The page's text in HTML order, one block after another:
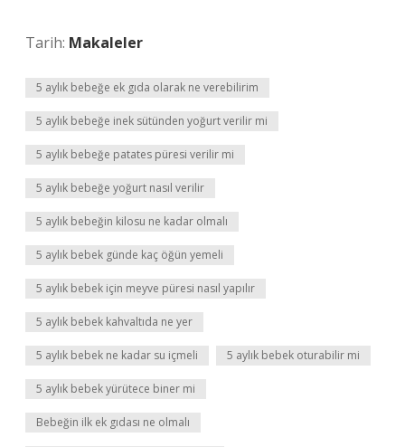
Tarih: Makaleler
5 aylık bebeğe ek gıda olarak ne verebilirim
5 aylık bebeğe inek sütünden yoğurt verilir mi
5 aylık bebeğe patates püresi verilir mi
5 aylık bebeğe yoğurt nasıl verilir
5 aylık bebeğin kilosu ne kadar olmalı
5 aylık bebek günde kaç öğün yemeli
5 aylık bebek için meyve püresi nasıl yapılır
5 aylık bebek kahvaltıda ne yer
5 aylık bebek ne kadar su içmeli 5 aylık bebek oturabilir mi
5 aylık bebek yürütece biner mi
Bebeğin ilk ek gıdası ne olmalı